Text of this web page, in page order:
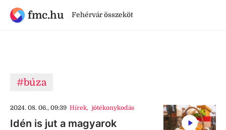
fmc.hu Fehérvár összeköt
#búza
2024. 08. 06., 09:39 Hírek, jótékonykodás
Idén is jut a magyarok